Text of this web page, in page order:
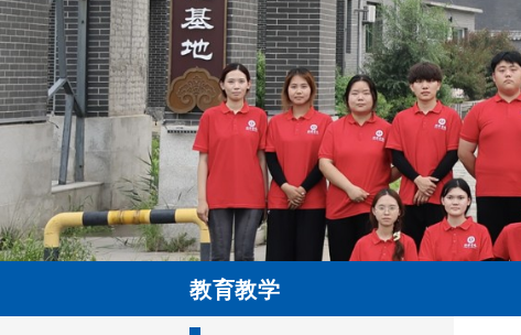
教育教学